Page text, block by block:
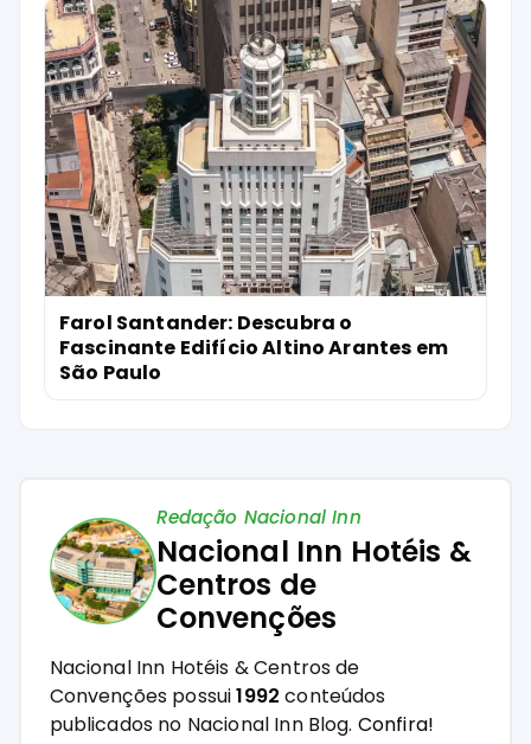
Farol Santander: Descubra o
Fascinante Edifício Altino Arantes em
São Paulo
Redação Nacional Inn
Nacional Inn Hotéis &
Centros de
Convenções
Nacional Inn Hotéis & Centros de
Convenções possui1992 conteúdos
publicados no Nacional Inn Blog. Confira!